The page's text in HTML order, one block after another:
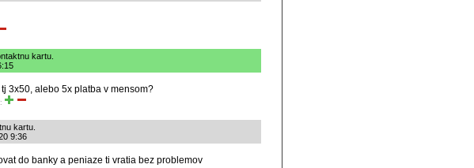
kartu.
3x50, alebo 5x platba v mensom?
kartu.
9:36
do banky a peniaze ti vratia bez problemov